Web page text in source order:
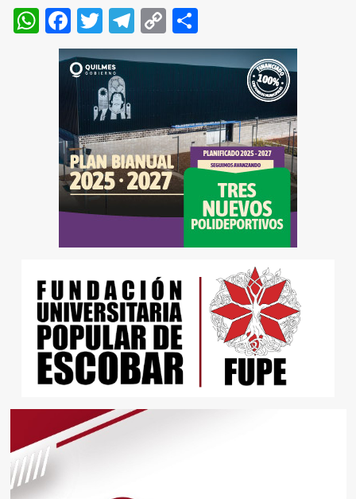
WhatsApp
Facebook
Twitter
Telegram
Copy
Link
Compartir